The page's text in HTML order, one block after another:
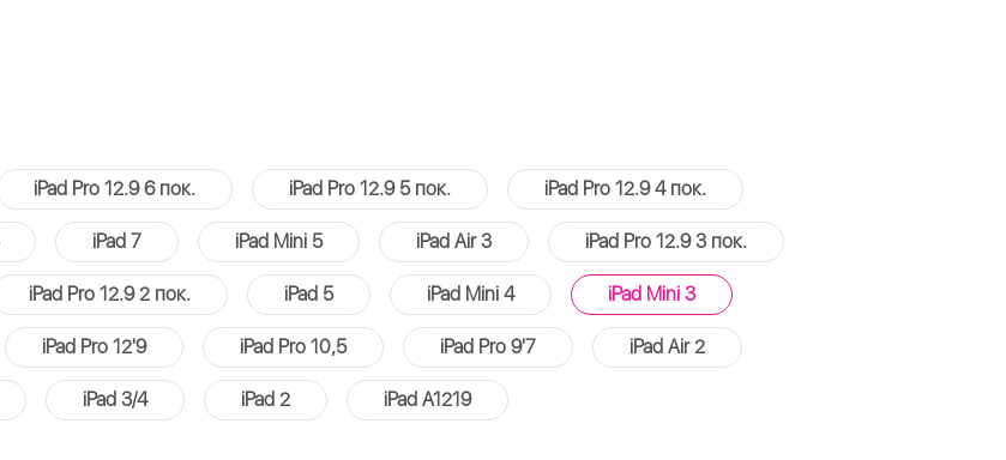
iPad Pro 12.9 6 пок. iPad Pro 12.9 5 пок. iPad Pro 12.9 4 пок.
iPad 7 iPad Mini 5 iPad Air 3 iPad Pro 12.9 3 пок.
iPad Pro 12.9 2 пок. iPad 5 iPad Mini 4 iPad Mini 3
iPad Pro 12'9 iPad Pro 10,5 iPad Pro 9'7 iPad Air 2
iPad 3/4 iPad 2 iPad A1219